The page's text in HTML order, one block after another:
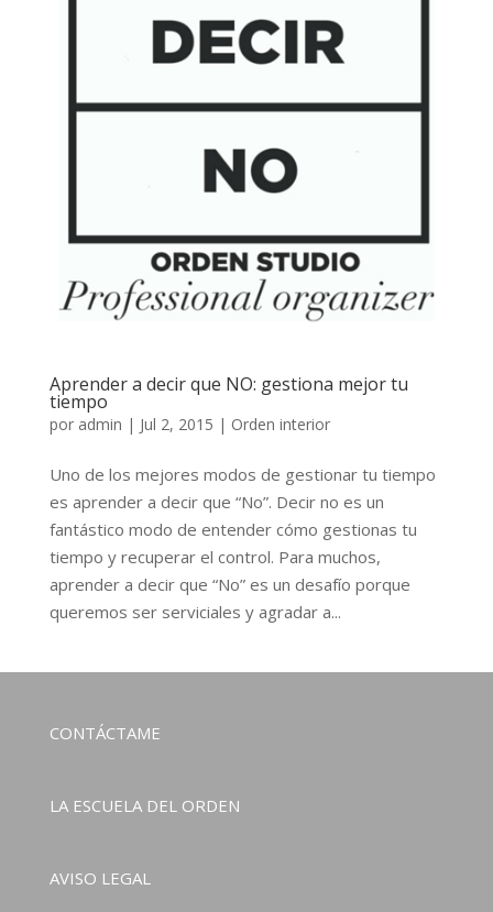
Aprender a decir que NO: gestiona mejor tu
tiempo
por admin | Jul 2, 2015 | Orden interior
Uno de los mejores modos de gestionar tu tiempo
es aprender a decir que “No”. Decir no es un
fantástico modo de entender cómo gestionas tu
tiempo y recuperar el control. Para muchos,
aprender a decir que “No” es un desafío porque
queremos ser serviciales y agradar a...
CONTÁCTAME
LA ESCUELA DEL ORDEN
AVISO LEGAL